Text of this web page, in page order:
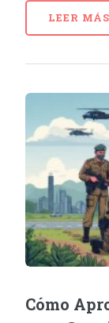
LEER MÁS
Cómo